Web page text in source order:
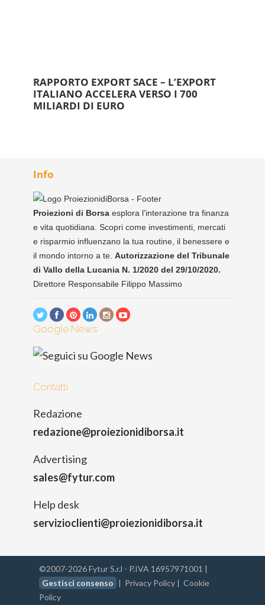
RAPPORTO EXPORT SACE – L’EXPORT
ITALIANO ACCELERA VERSO I 700
MILIARDI DI EURO
Info
Proiezioni di Borsa esplora l'interazione tra finanza
e vita quotidiana. Scopri come investimenti, mercati
e risparmio influenzano la tua routine, il benessere e
il mondo intorno a te. Autorizzazione del Tribunale
di Vallo della Lucania N. 1/2020 del 29/10/2020.
Direttore Responsabile Filippo Massimo
Google News
Contatti
Redazione
redazione@proiezionidiborsa.it
Advertising
sales@fytur.com
Help desk
servizioclienti@proiezionidiborsa.it
©2007-2026 Fytur S.r.l - P.IVA 16957971001 |
Gestisci consenso | Privacy Policy | Cookie
Policy